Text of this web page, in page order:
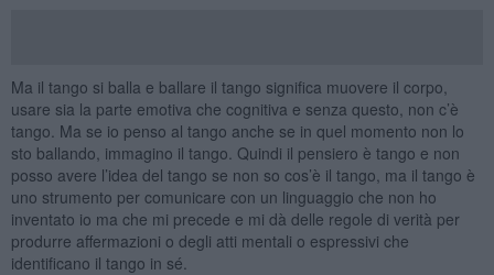
Ma il tango si balla e ballare il tango significa muovere il corpo,
usare sia la parte emotiva che cognitiva e senza questo, non c’è
tango. Ma se io penso al tango anche se in quel momento non lo
sto ballando, immagino il tango. Quindi il pensiero è tango e non
posso avere l’idea del tango se non so cos’è il tango, ma il tango è
uno strumento per comunicare con un linguaggio che non ho
inventato io ma che mi precede e mi dà delle regole di verità per
produrre affermazioni o degli atti mentali o espressivi che
identificano il tango in sé.